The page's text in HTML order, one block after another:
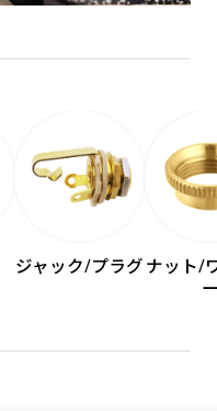
ジャック/プラグナット/